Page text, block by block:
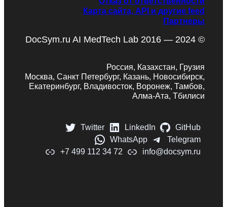
Карта сайта, API и другие feed
Партнеры
DocSym.ru AI MedTech Lab 2016 — 2024 ©
Россия, Казахстан, Грузия
Москва, Санкт Петербург, Казань, Новосибирск,
Екатеринбург, Владивосток, Воронеж, Тамбов,
Алма-Ата, Тбилиси
Twitter LinkedIn
GitHub
WhatsApp
Telegram
+7 499 112 34 72
info@docsym.ru